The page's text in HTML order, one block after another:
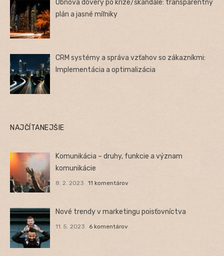
Obnova dôvery po kríze/škandále: transparentný
plán a jasné míľniky
CRM systémy a správa vzťahov so zákazníkmi:
Implementácia a optimalizácia
NAJČÍTANEJŠIE
Komunikácia – druhy, funkcie a význam
komunikácie
8. 2. 2023 11 komentárov
Nové trendy v marketingu poisťovníctva
11. 5. 2023 6 komentárov